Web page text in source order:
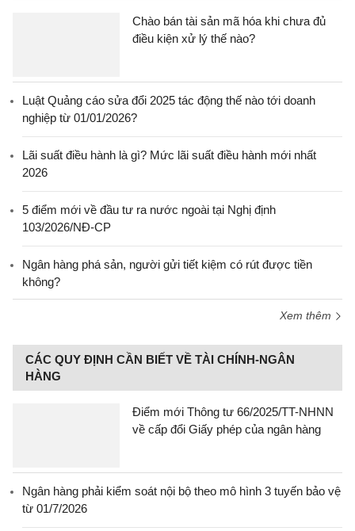
Chào bán tài sản mã hóa khi chưa đủ
điều kiện xử lý thế nào?
Luật Quảng cáo sửa đổi 2025 tác động thế nào tới doanh
nghiệp từ 01/01/2026?
Lãi suất điều hành là gì? Mức lãi suất điều hành mới nhất
2026
5 điểm mới về đầu tư ra nước ngoài tại Nghị định
103/2026/NĐ-CP
Ngân hàng phá sản, người gửi tiết kiệm có rút được tiền
không?
Xem thêm
CÁC QUY ĐỊNH CẦN BIẾT VỀ TÀI CHÍNH-NGÂN
HÀNG
Điểm mới Thông tư 66/2025/TT-NHNN
về cấp đổi Giấy phép của ngân hàng
Ngân hàng phải kiểm soát nội bộ theo mô hình 3 tuyến bảo vệ
từ 01/7/2026